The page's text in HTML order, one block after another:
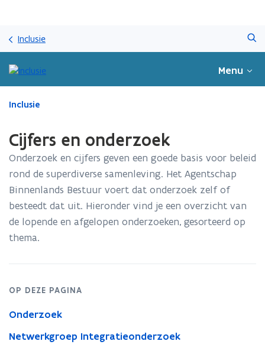
gaan
Inclusie
Menu
Gedaan
bevindt
op:
Cijfers
onderzoek
Inclusie
Cijfers en onderzoek
Onderzoek en cijfers geven een goede basis voor beleid
rond de superdiverse samenleving. Het Agentschap
Binnenlands Bestuur voert dat onderzoek zelf of
besteedt dat uit. Hieronder vind je een overzicht van
de lopende en afgelopen onderzoeken, gesorteerd op
thema.
OP DEZE PAGINA
Onderzoek
Netwerkgroep Integratieonderzoek